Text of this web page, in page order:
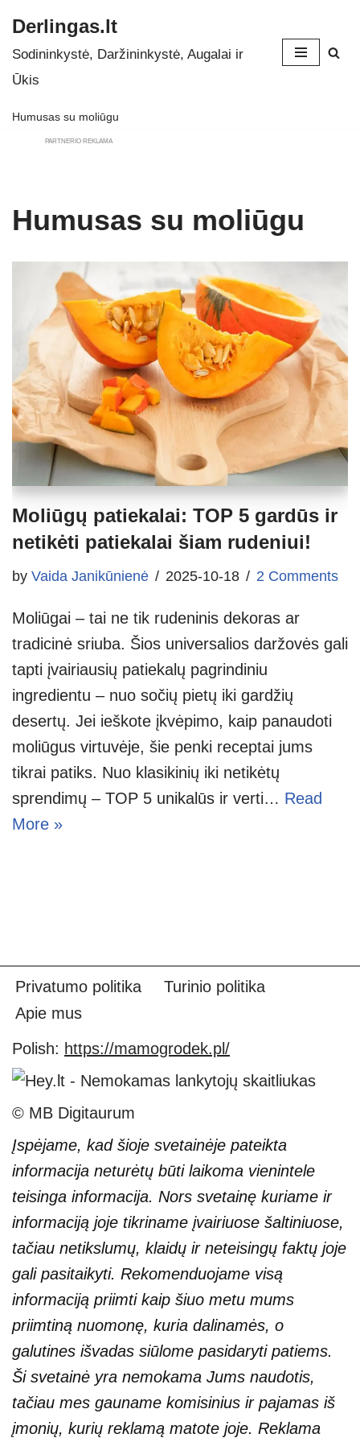
Skip
to
Derlingas.lt
Sodininkystė, Daržininkystė, Augalai ir
Ūkis
Humusas su moliūgu
PARTNERIO REKLAMA
Humusas su moliūgu
Moliūgų patiekalai: TOP 5 gardūs ir
netikėti patiekalai šiam rudeniui!
by Vaida Janikūnienė 2025-10-18 2 Comments
Moliūgai – tai ne tik rudeninis dekoras ar
tradicinė sriuba. Šios universalios daržovės gali
tapti įvairiausių patiekalų pagrindiniu
ingredientu – nuo sočių pietų iki gardžių
desertų. Jei ieškote įkvėpimo, kaip panaudoti
moliūgus virtuvėje, šie penki receptai jums
tikrai patiks. Nuo klasikinių iki netikėtų
sprendimų – TOP 5 unikalūs ir verti… Read
More »
Privatumo politika
Turinio politika
Apie mus
Polish: https://mamogrodek.pl/
© MB Digitaurum
Įspėjame, kad šioje svetainėje pateikta
informacija neturėtų būti laikoma vienintele
teisinga informacija. Nors svetainę kuriame ir
informaciją joje tikriname įvairiuose šaltiniuose,
tačiau netikslumų, klaidų ir neteisingų faktų joje
gali pasitaikyti. Rekomenduojame visą
informaciją priimti kaip šiuo metu mums
priimtiną nuomonę, kuria dalinamės, o
galutines išvadas siūlome pasidaryti patiems.
Ši svetainė yra nemokama Jums naudotis,
tačiau mes gauname komisinius ir pajamas iš
įmonių, kurių reklamą matote joje. Reklama